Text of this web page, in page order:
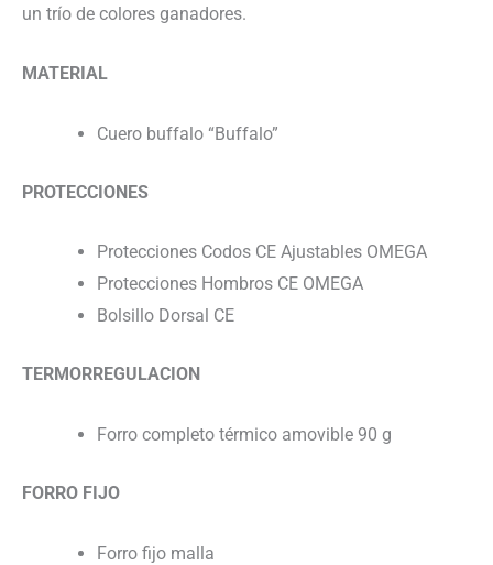
un trío de colores ganadores.
MATERIAL
Cuero buffalo “Buffalo”
PROTECCIONES
Protecciones Codos CE Ajustables OMEGA
Protecciones Hombros CE OMEGA
Bolsillo Dorsal CE
TERMORREGULACION
Forro completo térmico amovible 90 g
FORRO FIJO
Forro fijo malla